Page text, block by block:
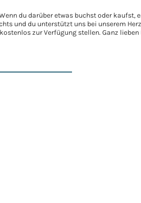
du darüber etwas buchst oder kaufst,
und du unterstützt uns bei unserem
zur Verfügung stellen. Ganz lieben